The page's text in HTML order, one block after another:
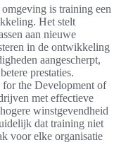
is training een
Het stelt
aan nieuwe
in de ontwikkeling
aangescherpt,
prestaties.
for the Development of
met effectieve
winstgevendheid
dat training niet
voor elke organisatie